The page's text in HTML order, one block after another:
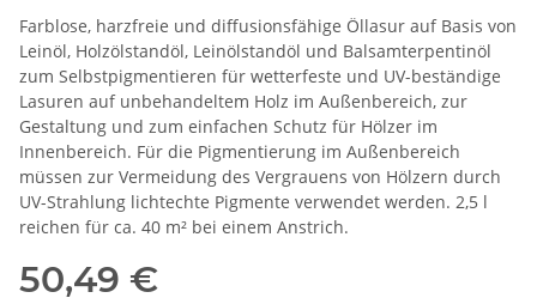
Farblose, harzfreie und diffusionsfähige Öllasur auf Basis von
Leinöl, Holzölstandöl, Leinölstandöl und Balsamterpentinöl
zum Selbstpigmentieren für wetterfeste und UV-beständige
Lasuren auf unbehandeltem Holz im Außenbereich, zur
Gestaltung und zum einfachen Schutz für Hölzer im
Innenbereich. Für die Pigmentierung im Außenbereich
müssen zur Vermeidung des Vergrauens von Hölzern durch
UV-Strahlung lichtechte Pigmente verwendet werden. 2,5 l
reichen für ca. 40 m² bei einem Anstrich.
50,49 €